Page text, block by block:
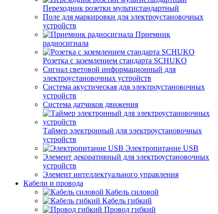
Переходник розетки мультистандартный
Поле для маркировки для электроустановочных
устройств
Приемник
радиосигнала
Розетка с заземлением стандарта SCHUKO
Сигнал световой информационный для
электроустановочных устройств
Система акустическая для электроустановочных
устройств
Система датчиков движения
Таймер электронный для электроустановочных
устройств
Электропитание USB
Элемент декоративный для электроустановочных
устройств
Элемент интеллектуального управления
Кабели и провода
Кабель силовой
Кабель гибкий
Провод гибкий